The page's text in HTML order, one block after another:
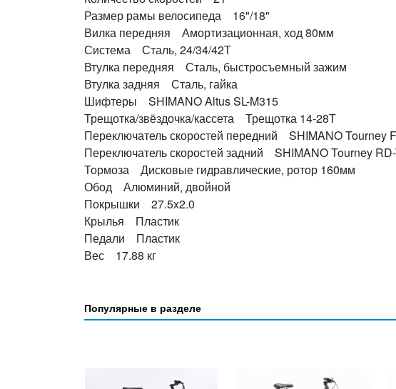
Размер рамы велосипеда 16"/18"
Вилка передняя Амортизационная, ход 80мм
Система Сталь, 24/34/42Т
Втулка передняя Сталь, быстросъемный зажим
Втулка задняя Сталь, гайка
Шифтеры SHIMANO Altus SL-M315
Трещотка/звёздочка/кассета Трещотка 14-28Т
Переключатель скоростей передний SHIMANO Tourney
Переключатель скоростей задний SHIMANO Tourney
Тормоза Дисковые гидравлические, ротор 160мм
Обод Алюминий, двойной
Покрышки 27.5x2.0
Крылья Пластик
Педали Пластик
Вес 17.88 кг
Популярные в разделе